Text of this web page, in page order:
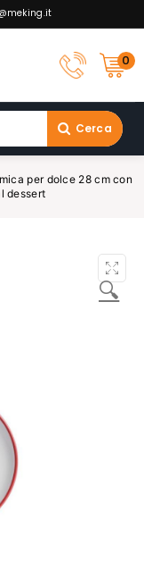
0
Cerca
per dolce 28 cm con
dessert
🔍